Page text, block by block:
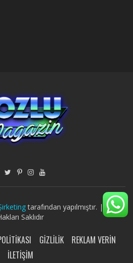
tarafından yapılmıştır. | Tüm
Saklıdır
GIZLILIK
REKLAM VERIN
İLETIŞIM